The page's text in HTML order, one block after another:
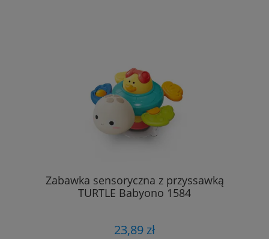
Zabawka sensoryczna z przyssawką
TURTLE Babyono 1584
23,89 zł